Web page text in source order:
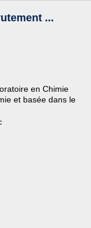
...
en Chimie
et basée dans le